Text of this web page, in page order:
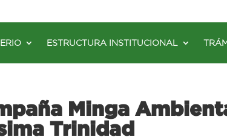
ESTRUCTURA INSTITUCIONAL
Minga
Trinidad